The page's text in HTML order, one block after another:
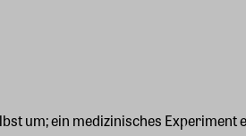
um; ein medizinisches